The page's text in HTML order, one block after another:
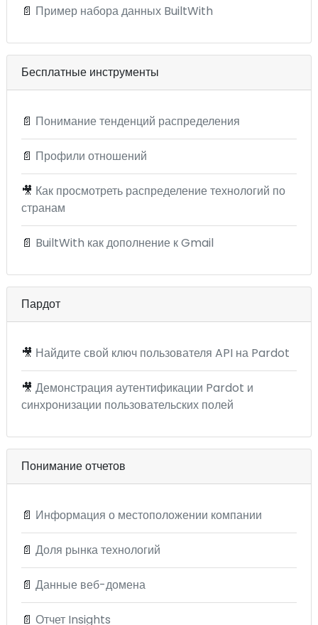
📄 Пример набора данных BuiltWith
Бесплатные инструменты
📄 Понимание тенденций распределения
📄 Профили отношений
🎥 Как просмотреть распределение технологий по
странам
📄 BuiltWith как дополнение к Gmail
Пардот
🎥 Найдите свой ключ пользователя API на Pardot
🎥 Демонстрация аутентификации Pardot и
синхронизации пользовательских полей
Понимание отчетов
📄 Информация о местоположении компании
📄 Доля рынка технологий
📄 Данные веб-домена
📄 Отчет Insights